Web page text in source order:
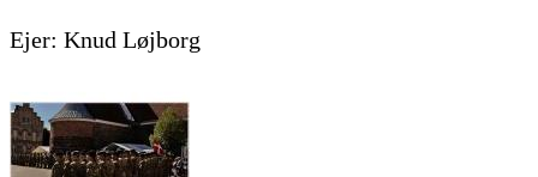
Ejer: Knud Løjborg